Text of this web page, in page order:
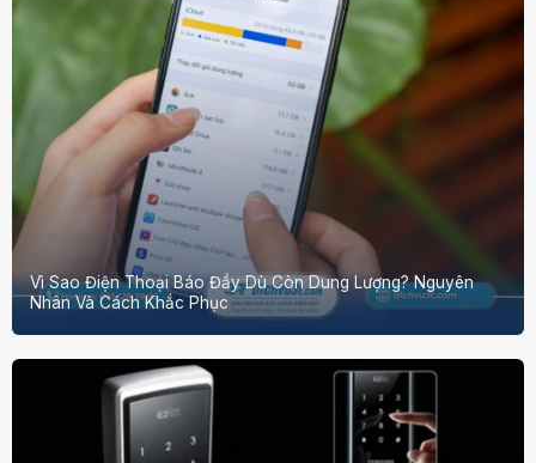
Vì Sao Điện Thoại Báo Đầy Dù Còn Dung Lượng? Nguyên
Nhân Và Cách Khắc Phục